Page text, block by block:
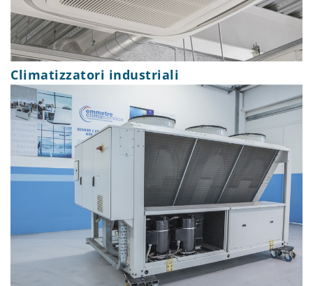
Climatizzatori industriali